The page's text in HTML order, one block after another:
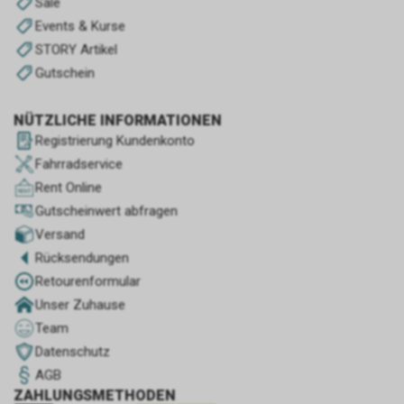
Events & Kurse
STORY Artikel
Gutschein
NÜTZLICHE INFORMATIONEN
Registrierung Kundenkonto
Fahrradservice
Rent Online
Gutscheinwert abfragen
Versand
Rücksendungen
Retourenformular
Unser Zuhause
Team
Datenschutz
AGB
ZAHLUNGSMETHODEN